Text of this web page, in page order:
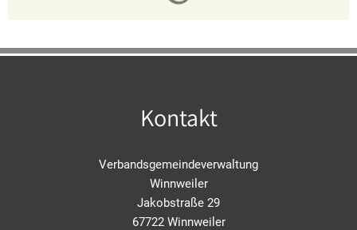
Kontakt
Verbandsgemeindeverwaltung
Winnweiler
Jakobstraße 29
67722 Winnweiler